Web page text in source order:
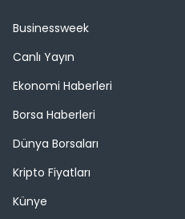
Businessweek
Canlı Yayın
Ekonomi Haberleri
Borsa Haberleri
Dünya Borsaları
Kripto Fiyatları
Künye